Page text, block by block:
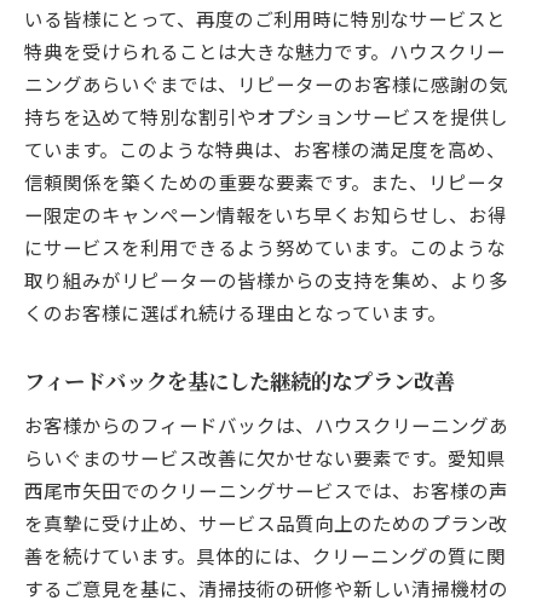
いる皆様にとって、再度のご利用時に特別なサービスと
特典を受けられることは大きな魅力です。ハウスクリー
ニングあらいぐまでは、リピーターのお客様に感謝の気
持ちを込めて特別な割引やオプションサービスを提供し
ています。このような特典は、お客様の満足度を高め、
信頼関係を築くための重要な要素です。また、リピータ
ー限定のキャンペーン情報をいち早くお知らせし、お得
にサービスを利用できるよう努めています。このような
取り組みがリピーターの皆様からの支持を集め、より多
くのお客様に選ばれ続ける理由となっています。
フィードバックを基にした継続的なプラン改善
お客様からのフィードバックは、ハウスクリーニングあ
らいぐまのサービス改善に欠かせない要素です。愛知県
西尾市矢田でのクリーニングサービスでは、お客様の声
を真摯に受け止め、サービス品質向上のためのプラン改
善を続けています。具体的には、クリーニングの質に関
するご意見を基に、清掃技術の研修や新しい清掃機材の